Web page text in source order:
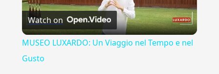
Video
Watch on
MUSEO LUXARDO: Un Viaggio nel Tempo e nel
Gusto